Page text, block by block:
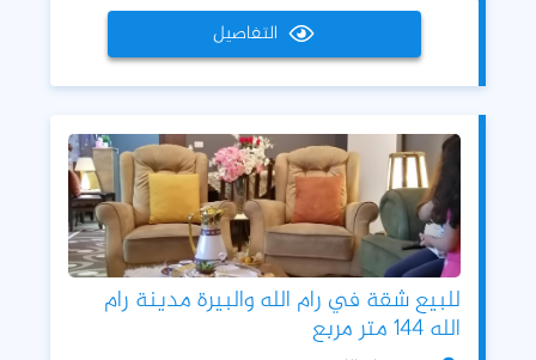
التفاصيل
للبيع شقة في رام الله والبيرة مدينة رام
الله 144 متر مربع